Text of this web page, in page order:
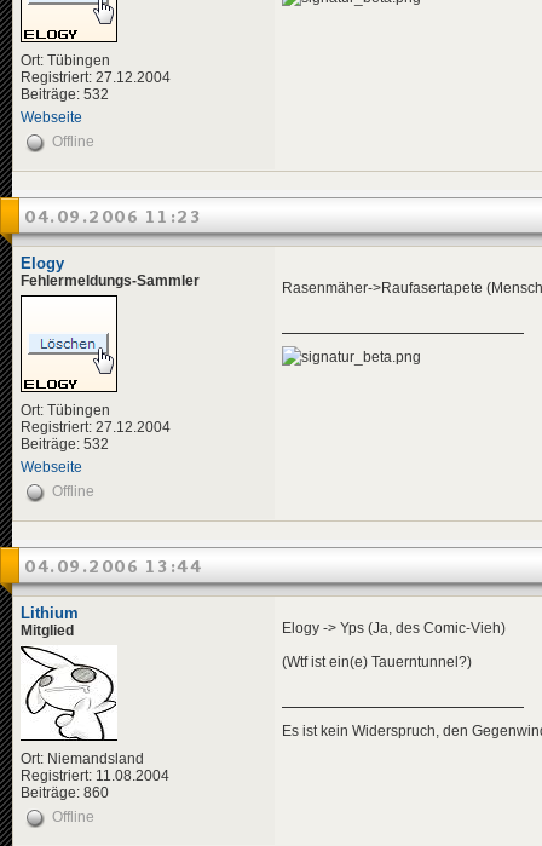
Ort: Tübingen
Registriert: 27.12.2004
Beiträge: 532
Webseite
Offline
04.09.2006 11:23
Elogy
Fehlermeldungs-Sammler
Ort: Tübingen
Registriert: 27.12.2004
Beiträge: 532
Webseite
Rasenmäher->Raufasertapete
Offline
04.09.2006 13:44
Lithium
Mitglied
Ort: Niemandsland
Registriert: 11.08.2004
Beiträge: 860
Elogy -> Yps (Ja, des Comic-Vieh)
(Wtf ist ein(e) Tauerntunnel?)
Es ist kein Widerspruch, den
Offline